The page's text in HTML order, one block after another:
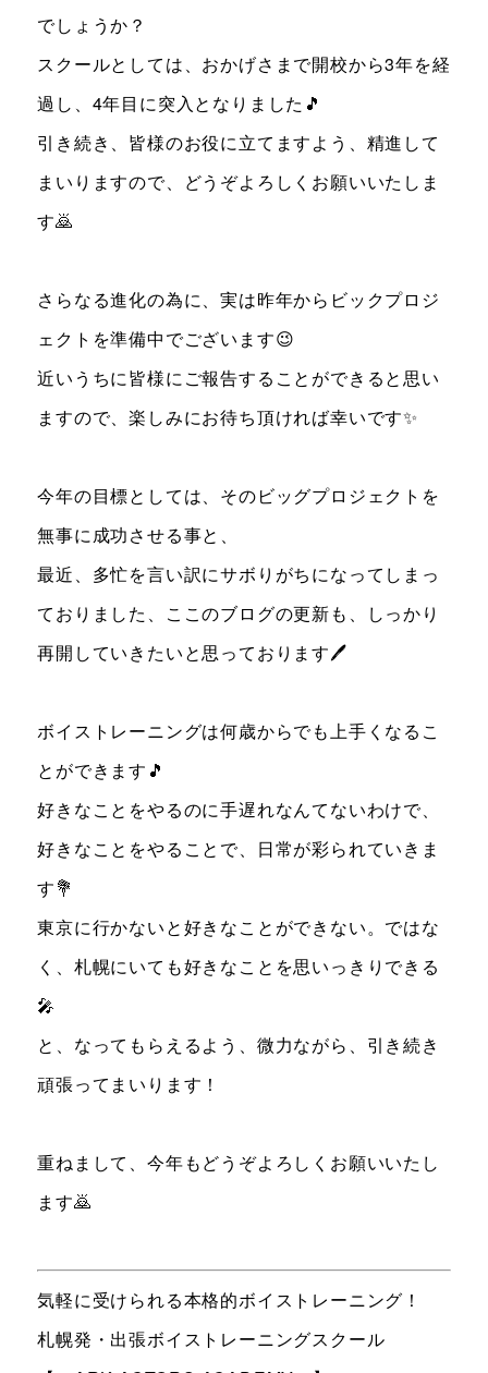
でしょうか？
スクールとしては、おかげさまで開校から3年を経
過し、4年目に突入となりました🎵
引き続き、皆様のお役に立てますよう、精進して
まいりますので、どうぞよろしくお願いいたしま
す🙇
さらなる進化の為に、実は昨年からビックプロジ
ェクトを準備中でございます😉
近いうちに皆様にご報告することができると思い
ますので、楽しみにお待ち頂ければ幸いです✨
今年の目標としては、そのビッグプロジェクトを
無事に成功させる事と、
最近、多忙を言い訳にサボりがちになってしまっ
ておりました、ここのブログの更新も、しっかり
再開していきたいと思っております🖊️
ボイストレーニングは何歳からでも上手くなるこ
とができます🎵
好きなことをやるのに手遅れなんてないわけで、
好きなことをやることで、日常が彩られていきま
す💐
東京に行かないと好きなことができない。ではな
く、札幌にいても好きなことを思いっきりできる
🎤
と、なってもらえるよう、微力ながら、引き続き
頑張ってまいります！
重ねまして、今年もどうぞよろしくお願いいたし
ます🙇
気軽に受けられる本格的ボイストレーニング！
札幌発・出張ボイストレーニングスクール